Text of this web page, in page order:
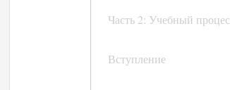
Часть 2: Учебный
Вступление